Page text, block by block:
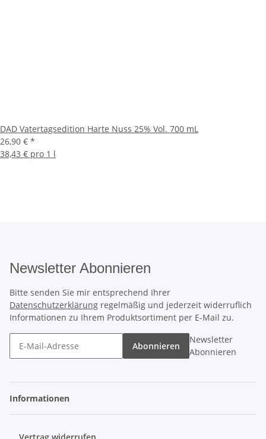
DAD Vatertagsedition Harte Nuss 25% Vol. 700 mL
26,90 € *
38,43 € pro 1 l
Newsletter Abonnieren
Bitte senden Sie mir entsprechend Ihrer
Datenschutzerklärung regelmäßig und jederzeit widerruflich
Informationen zu Ihrem Produktsortiment per E-Mail zu.
Abonnieren
Newsletter
Abonnieren
Informationen